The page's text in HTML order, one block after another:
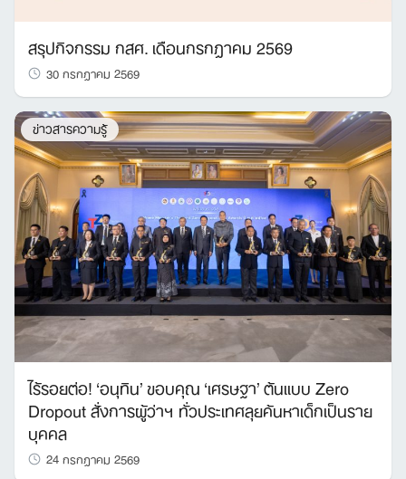
สรุปกิจกรรม กสศ. เดือนกรกฎาคม 2569
30 กรกฎาคม 2569
ข่าวสารความรู้
ไร้รอยต่อ! ‘อนุทิน’ ขอบคุณ ‘เศรษฐา’ ต้นแบบ Zero
Dropout สั่งการผู้ว่าฯ ทั่วประเทศลุยค้นหาเด็กเป็นราย
บุคคล
24 กรกฎาคม 2569